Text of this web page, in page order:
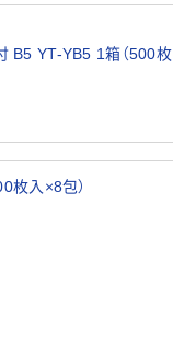
YT-YB5 1箱（500枚
入×8包）